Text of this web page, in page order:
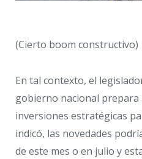
(Cierto boom constructivo)
En tal contexto, el
gobierno nacional prepara
inversiones estratégicas
indicó, las novedades
de este mes o en julio y